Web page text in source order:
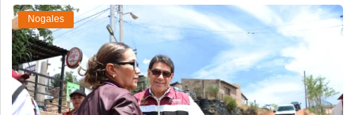
Nogales